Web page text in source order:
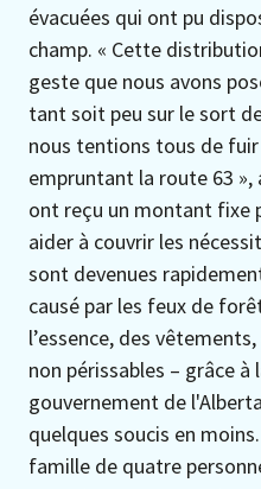
évacuées qui ont pu
champ. « Cette
geste que nous avons
tant soit peu sur le sort
nous tentions tous de
empruntant la route 63
ont reçu un montant fixe
aider à couvrir les
sont devenues
causé par les feux de
l’essence, des
non périssables – grâce à
gouvernement de
quelques soucis en
famille de quatre